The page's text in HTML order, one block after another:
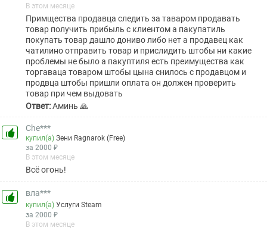
В этом месяце
Примщества продавца следить за таваром продавать
товар получить прибыль с клиентом а пакупатиль
покупать товар дашло дониво либо нет а продавец как
чатилино отправить товар и прислидить штобы ни какие
проблемы не было а пакуптиля есть преимущества как
торгаваца товаром штобы цына снилось с продавцом и
продвца штобы пришли оплата он должен проверить
товар при чем выдовать
Ответ:Аминь 🙏
Che***
купил(а)Зени Ragnarok (Free)
за 2000 ₽
В этом месяце
Всё огонь!
вла***
купил(а)Услуги Steam
за 2000 ₽
В этом месяце